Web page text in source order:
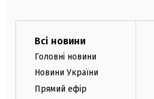
Всі новини
Головні новини
Новини України
Прямий ефір